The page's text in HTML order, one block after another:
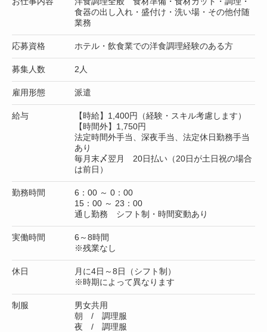
食器の出し入れ・盛付け・洗い場・その他付随
業務
応募資格 ホテル・飲食業での洋食調理経験のある方
募集人数 2人
雇用形態 派遣
給与
【時給】1,400円（経験・スキル考慮します）
【時間外】1,750円
法定時間外手当、深夜手当、法定休日勤務手当
あり
毎月末〆翌月 20日払い（20日が土日祝の場合
は前日）
勤務時間
6：00 ～ 0：00
15：00 ～ 23：00
通し勤務 シフト制・時間変動あり
実働時間
6～8時間
※残業なし
休日
月に4日～8日（シフト制）
※時期によって異なります
制服
男女共用
朝 / 調理服
夜 / 調理服